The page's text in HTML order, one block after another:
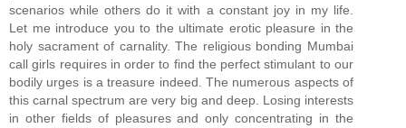
scenarios while others do it with a constant joy in my life.
Let me introduce you to the ultimate erotic pleasure in the
holy sacrament of carnality. The religious bonding Mumbai
call girls requires in order to find the perfect stimulant to our
bodily urges is a treasure indeed. The numerous aspects of
this carnal spectrum are very big and deep. Losing interests
in other fields of pleasures and only concentrating in the